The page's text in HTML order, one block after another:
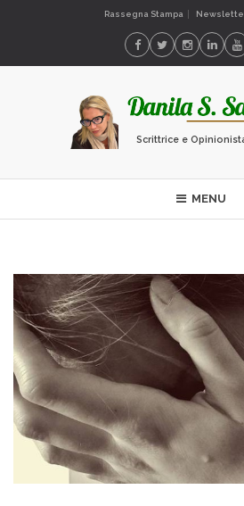
Rassegna Stampa
Scrittrice e
MENU